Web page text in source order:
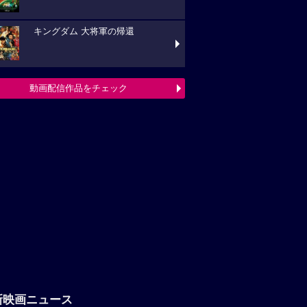
キングダム 大将軍の帰還
動画配信作品をチェック
映画ニュース